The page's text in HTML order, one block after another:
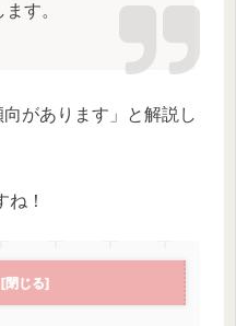
す。
があります」と解説し
ね！